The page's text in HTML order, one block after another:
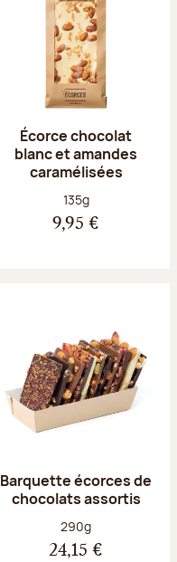
Écorce chocolat
blanc et amandes
caramélisées
Poids net :
135g
9,95 €
Barquette écorces de
chocolats assortis
Poids net :
290g
24,15 €